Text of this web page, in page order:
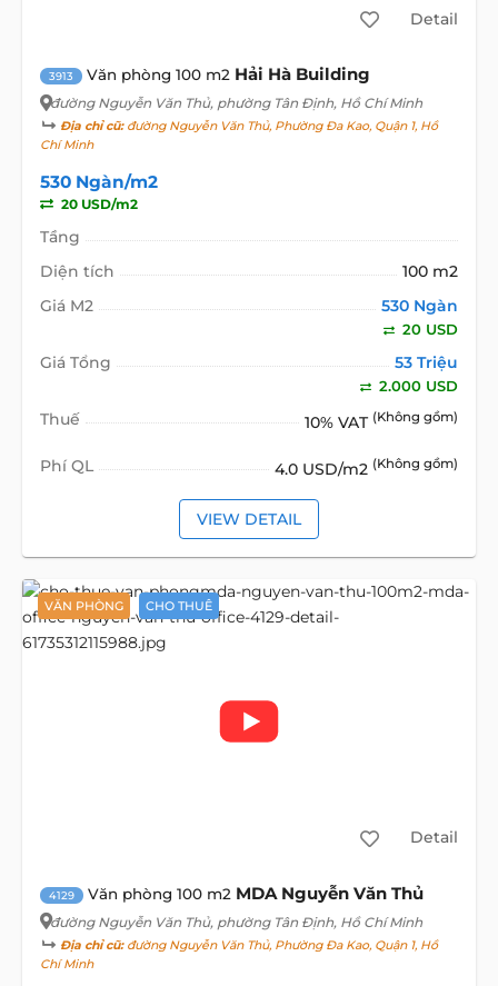
Detail
3913 Văn phòng 100 m2 Hải Hà Building
đường Nguyễn Văn Thủ, phường Tân Định, Hồ Chí Minh
Địa chỉ cũ:đường Nguyễn Văn Thủ, Phường Đa Kao, Quận 1, Hồ
Chí Minh
530 Ngàn/m2
20 USD/m2
Tầng
Diện tích
100 m2
Giá M2
530 Ngàn
20 USD
Giá Tổng 53 Triệu
2.000 USD
Thuế 10% VAT (Không gồm)
Phí QL 4.0 USD/m2 (Không gồm)
VIEW DETAIL
VĂN PHÒNG CHO THUÊ
Detail
4129 Văn phòng 100 m2 MDA Nguyễn Văn Thủ
đường Nguyễn Văn Thủ, phường Tân Định, Hồ Chí Minh
Địa chỉ cũ:đường Nguyễn Văn Thủ, Phường Đa Kao, Quận 1, Hồ
Chí Minh